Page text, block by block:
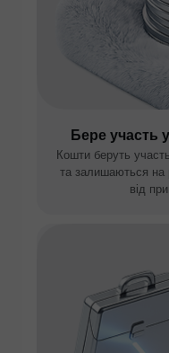
Бере участь
Кошти беруть
та залишаються на
від